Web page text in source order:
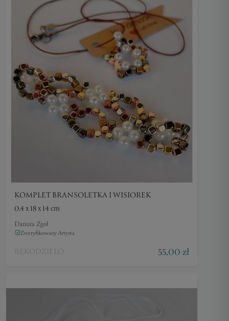
KOMPLET BRANSOLETKA I WISIOREK
0.4 x 18 x 14 cm
Danuta Zgoł
Zweryfikowany Artysta
RĘKODZIEŁO 55,00 zł